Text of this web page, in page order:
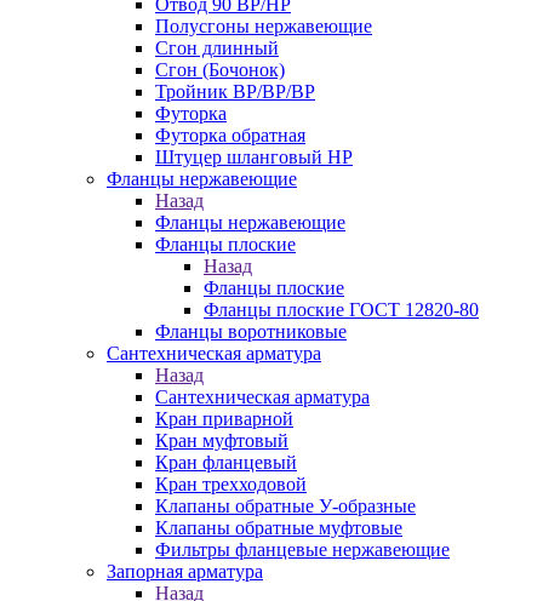
Отвод 90 ВР/НР
Полусгоны нержавеющие
Сгон длинный
Сгон (Бочонок)
Тройник ВР/ВР/ВР
Футорка
Футорка обратная
Штуцер шланговый НР
Фланцы нержавеющие
Назад
Фланцы нержавеющие
Фланцы плоские
Назад
Фланцы плоские
Фланцы плоские ГОСТ 12820-80
Фланцы воротниковые
Сантехническая арматура
Назад
Сантехническая арматура
Кран приварной
Кран муфтовый
Кран фланцевый
Кран трехходовой
Клапаны обратные У-образные
Клапаны обратные муфтовые
Фильтры фланцевые нержавеющие
Запорная арматура
Назад